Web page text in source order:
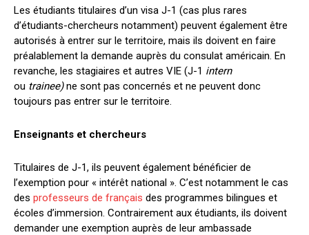
Les étudiants titulaires d’un visa J-1 (cas plus rares
d’étudiants-chercheurs notamment) peuvent également être
autorisés à entrer sur le territoire, mais ils doivent en faire
préalablement la demande auprès du consulat américain. En
revanche, les stagiaires et autres VIE (J-1 intern
ou trainee)ne sont pas concernés et ne peuvent donc
toujours pas entrer sur le territoire.
Enseignants et chercheurs
Titulaires de J-1, ils peuvent également bénéficier de
l’exemption pour « intérêt national ». C’est notamment le cas
des professeurs de français des programmes bilingues et
écoles d’immersion. Contrairement aux étudiants, ils doivent
demander une exemption auprès de leur ambassade